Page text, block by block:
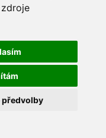
předvolby
by
Web kamera